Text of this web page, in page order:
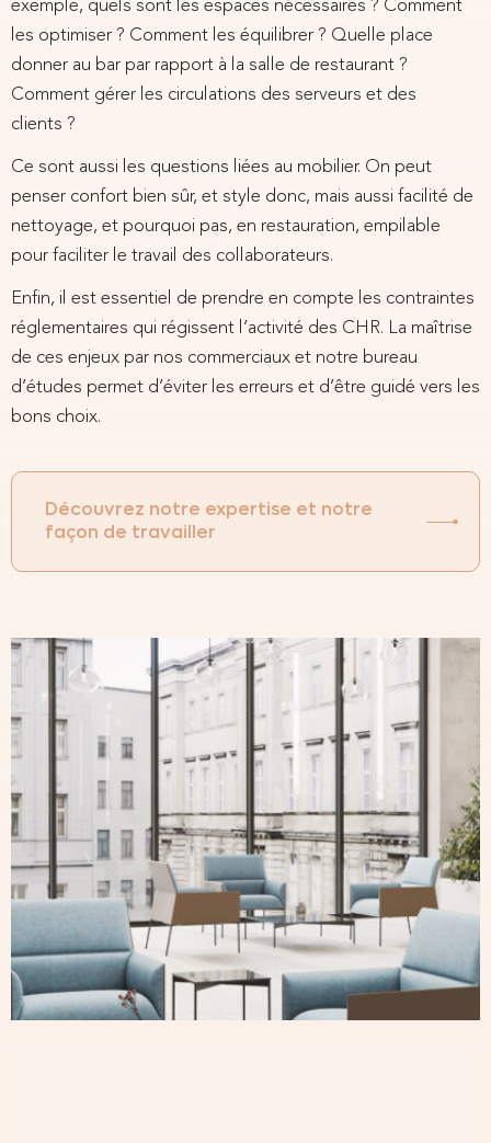
exemple, quels sont les espaces nécessaires ? Comment
les optimiser ? Comment les équilibrer ? Quelle place
donner au bar par rapport à la salle de restaurant ?
Comment gérer les circulations des serveurs et des
clients ?
Ce sont aussi les questions liées au mobilier. On peut
penser confort bien sûr, et style donc, mais aussi facilité de
nettoyage, et pourquoi pas, en restauration, empilable
pour faciliter le travail des collaborateurs.
Enfin, il est essentiel de prendre en compte les contraintes
réglementaires qui régissent l’activité des CHR. La maîtrise
de ces enjeux par nos commerciaux et notre bureau
d’études permet d’éviter les erreurs et d’être guidé vers les
bons choix.
Découvrez notre expertise et notre
façon de travailler